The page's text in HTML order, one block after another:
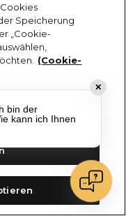
✕
bin der
kann ich Ihnen
Speicherung
„Cookie-
(Cookie-